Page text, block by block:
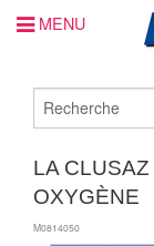
MENU
LA
OXYGÈNE
M0814050